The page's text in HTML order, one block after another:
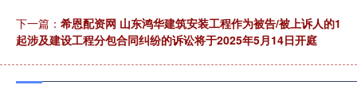
下一篇： 希恩配资网 山东鸿华建筑安装工程作为被告/被上诉人的1
起涉及建设工程分包合同纠纷的诉讼将于2025年5月14日开庭